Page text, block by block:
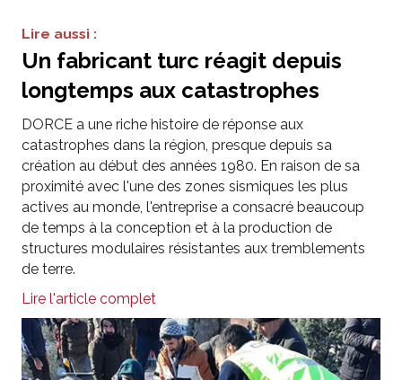
Lire aussi :
Un fabricant turc réagit depuis
longtemps aux catastrophes
DORCE a une riche histoire de réponse aux
catastrophes dans la région, presque depuis sa
création au début des années 1980. En raison de sa
proximité avec l'une des zones sismiques les plus
actives au monde, l'entreprise a consacré beaucoup
de temps à la conception et à la production de
structures modulaires résistantes aux tremblements
de terre.
Lire l'article complet